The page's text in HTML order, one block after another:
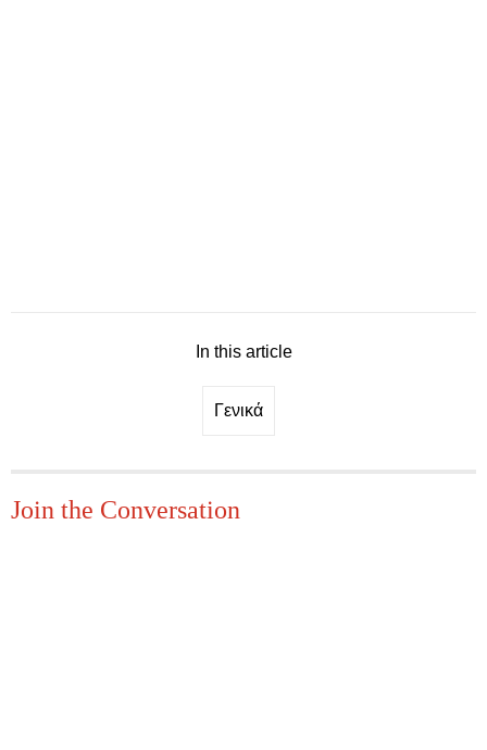
In this article
Γενικά
Join the Conversation